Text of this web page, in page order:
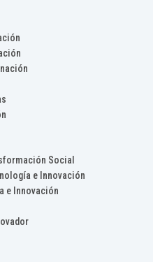
Social
e Innovación
e Innovación